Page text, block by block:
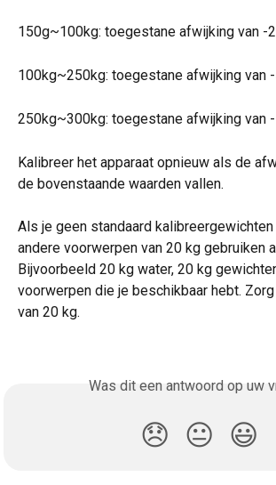
150g~100kg: toegestane afwijking van -
100kg~250kg: toegestane afwijking van
250kg~300kg: toegestane afwijking van
Kalibreer het apparaat opnieuw als de
de bovenstaande waarden vallen.
Als je geen standaard kalibreergewichten
andere voorwerpen van 20 kg gebruiken
Bijvoorbeeld 20 kg water, 20 kg
voorwerpen die je beschikbaar hebt.
van 20 kg.
Was dit een antwoord op uw
😞 😐 😃